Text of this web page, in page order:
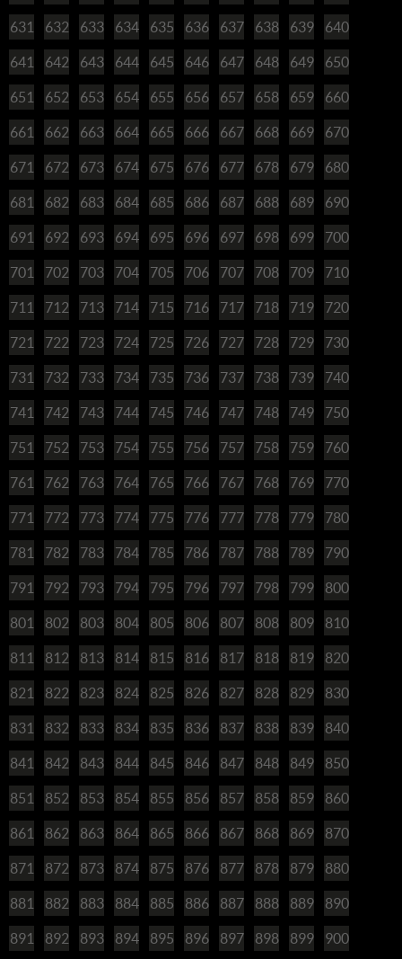
631 632 633 634 635 636 637 638 639 640
641 642 643 644 645 646 647 648 649 650
651 652 653 654 655 656 657 658 659 660
661 662 663 664 665 666 667 668 669 670
671 672 673 674 675 676 677 678 679 680
681 682 683 684 685 686 687 688 689 690
691 692 693 694 695 696 697 698 699 700
701 702 703 704 705 706 707 708 709 710
711 712 713 714 715 716 717 718 719 720
721 722 723 724 725 726 727 728 729 730
731 732 733 734 735 736 737 738 739 740
741 742 743 744 745 746 747 748 749 750
751 752 753 754 755 756 757 758 759 760
761 762 763 764 765 766 767 768 769 770
771 772 773 774 775 776 777 778 779 780
781 782 783 784 785 786 787 788 789 790
791 792 793 794 795 796 797 798 799 800
801 802 803 804 805 806 807 808 809 810
811 812 813 814 815 816 817 818 819 820
821 822 823 824 825 826 827 828 829 830
831 832 833 834 835 836 837 838 839 840
841 842 843 844 845 846 847 848 849 850
851 852 853 854 855 856 857 858 859 860
861 862 863 864 865 866 867 868 869 870
871 872 873 874 875 876 877 878 879 880
881 882 883 884 885 886 887 888 889 890
891 892 893 894 895 896 897 898 899 900